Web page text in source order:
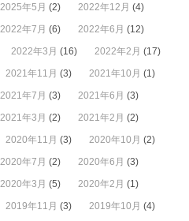
2025年5月 (2) 2022年12月 (4)
2022年7月 (6) 2022年6月 (12)
2022年3月 (16) 2022年2月 (17)
2021年11月 (3) 2021年10月 (1)
2021年7月 (3) 2021年6月 (3)
2021年3月 (2) 2021年2月 (2)
2020年11月 (3) 2020年10月 (2)
2020年7月 (2) 2020年6月 (3)
2020年3月 (5) 2020年2月 (1)
2019年11月 (3) 2019年10月 (4)